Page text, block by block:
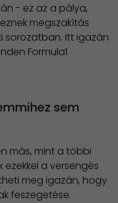
- ez az a pálya,
megszakítás
sorozatban. Itt igazán
Formula1
sem
más, mint a többi
a versengés
meg igazán, hogy
feszegetése.